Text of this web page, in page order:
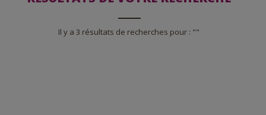
Il y a 3 résultats de recherches pour : ""